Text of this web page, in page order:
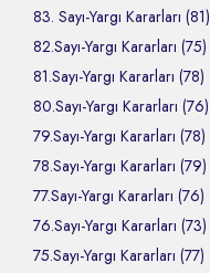
83. Sayı-Yargı Kararları (81)
82.Sayı-Yargı Kararları (75)
81.Sayı-Yargı Kararları (78)
80.Sayı-Yargı Kararları (76)
79.Sayı-Yargı Kararları (78)
78.Sayı-Yargı Kararları (79)
77.Sayı-Yargı Kararları (76)
76.Sayı-Yargı Kararları (73)
75.Sayı-Yargı Kararları (77)